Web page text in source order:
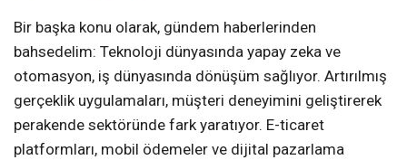
Facebook
Instagram
Bir başka konu olarak, gündem haberlerinden
bahsedelim: Teknoloji dünyasında yapay zeka ve
otomasyon, iş dünyasında dönüşüm sağlıyor. Artırılmış
gerçeklik uygulamaları, müşteri deneyimini geliştirerek
perakende sektöründe fark yaratıyor. E-ticaret
platformları, mobil ödemeler ve dijital pazarlama